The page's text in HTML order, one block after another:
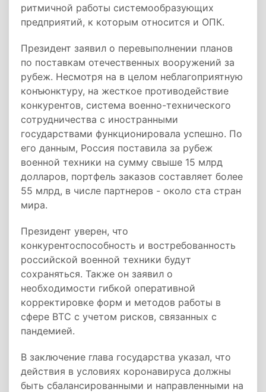
ритмичной работы системообразующих
предприятий, к которым относится и ОПК.
Президент заявил о перевыполнении планов
по поставкам отечественных вооружений за
рубеж. Несмотря на в целом неблагоприятную
конъюнктуру, на жесткое противодействие
конкурентов, система военно-технического
сотрудничества с иностранными
государствами функционировала успешно. По
его данным, Россия поставила за рубеж
военной техники на сумму свыше 15 млрд
долларов, портфель заказов составляет более
55 млрд, в числе партнеров - около ста стран
мира.
Президент уверен, что
конкурентоспособность и востребованность
российской военной техники будут
сохраняться. Также он заявил о
необходимости гибкой оперативной
корректировке форм и методов работы в
сфере ВТС с учетом рисков, связанных с
пандемией.
В заключение глава государства указал, что
действия в условиях коронавируса должны
быть сбалансированными и направленными на